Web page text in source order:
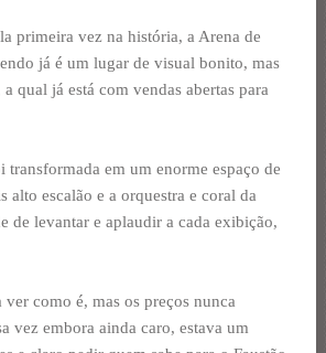
primeira vez na história, a Arena de
já é um lugar de visual bonito, mas
qual já está com vendas abertas para
em um enorme espaço de
alto escalão e a orquestra e coral da
de levantar e aplaudir a cada exibição,
como é, mas os preços nunca
vez embora ainda caro, estava um